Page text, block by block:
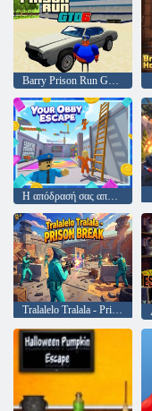
Barry Prison Run GTO 6
Tralalelo Tralala - Prison Break